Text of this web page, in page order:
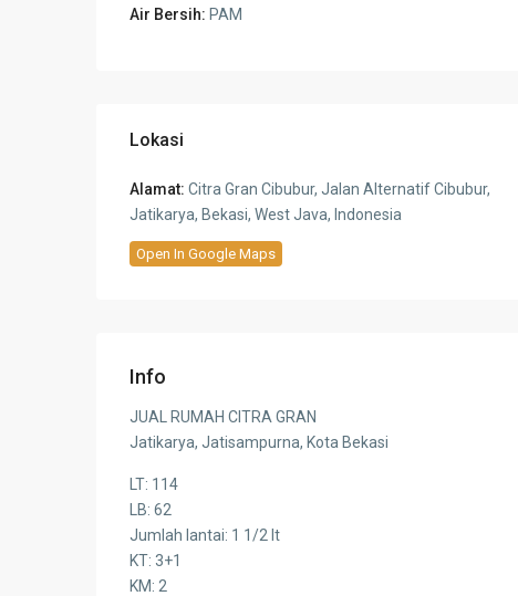
Air Bersih: PAM
Lokasi
Alamat: Citra Gran Cibubur, Jalan Alternatif Cibubur,
Jatikarya, Bekasi, West Java, Indonesia
Open In Google Maps
Info
JUAL RUMAH CITRA GRAN
Jatikarya, Jatisampurna, Kota Bekasi
LT: 114
LB: 62
Jumlah lantai: 1 1/2 lt
KT: 3+1
KM: 2